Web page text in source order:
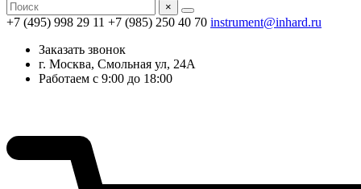
×
+7 (495) 998 29 11 +7 (985) 250 40 70 instrument@inhard.ru
Заказать звонок
г. Москва, Смольная ул, 24А
Работаем с 9:00 до 18:00